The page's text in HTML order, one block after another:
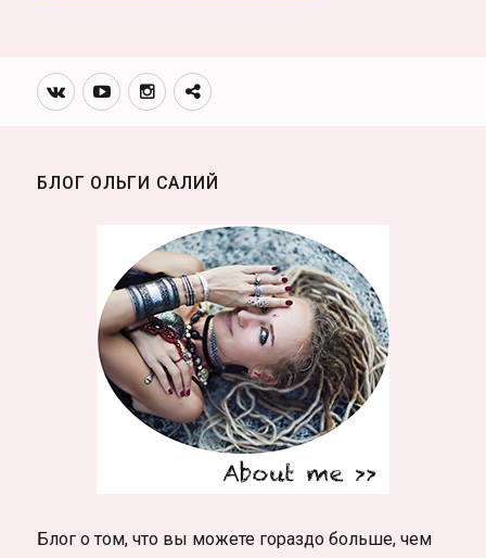
Вконтакте
YoutubeИнстаграмм
Телеграм
БЛОГ ОЛЬГИ САЛИЙ
Блог о том, что вы можете гораздо больше, чем